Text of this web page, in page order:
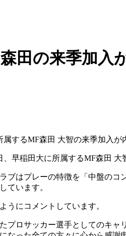
田の来季加入
するMF森田 大智の来季加入が
、早稲田大に所属するMF森田 大
ブはプレーの特徴を「中盤の
ています。
うにコメントしています。
プロサッカー選手としてのキャ